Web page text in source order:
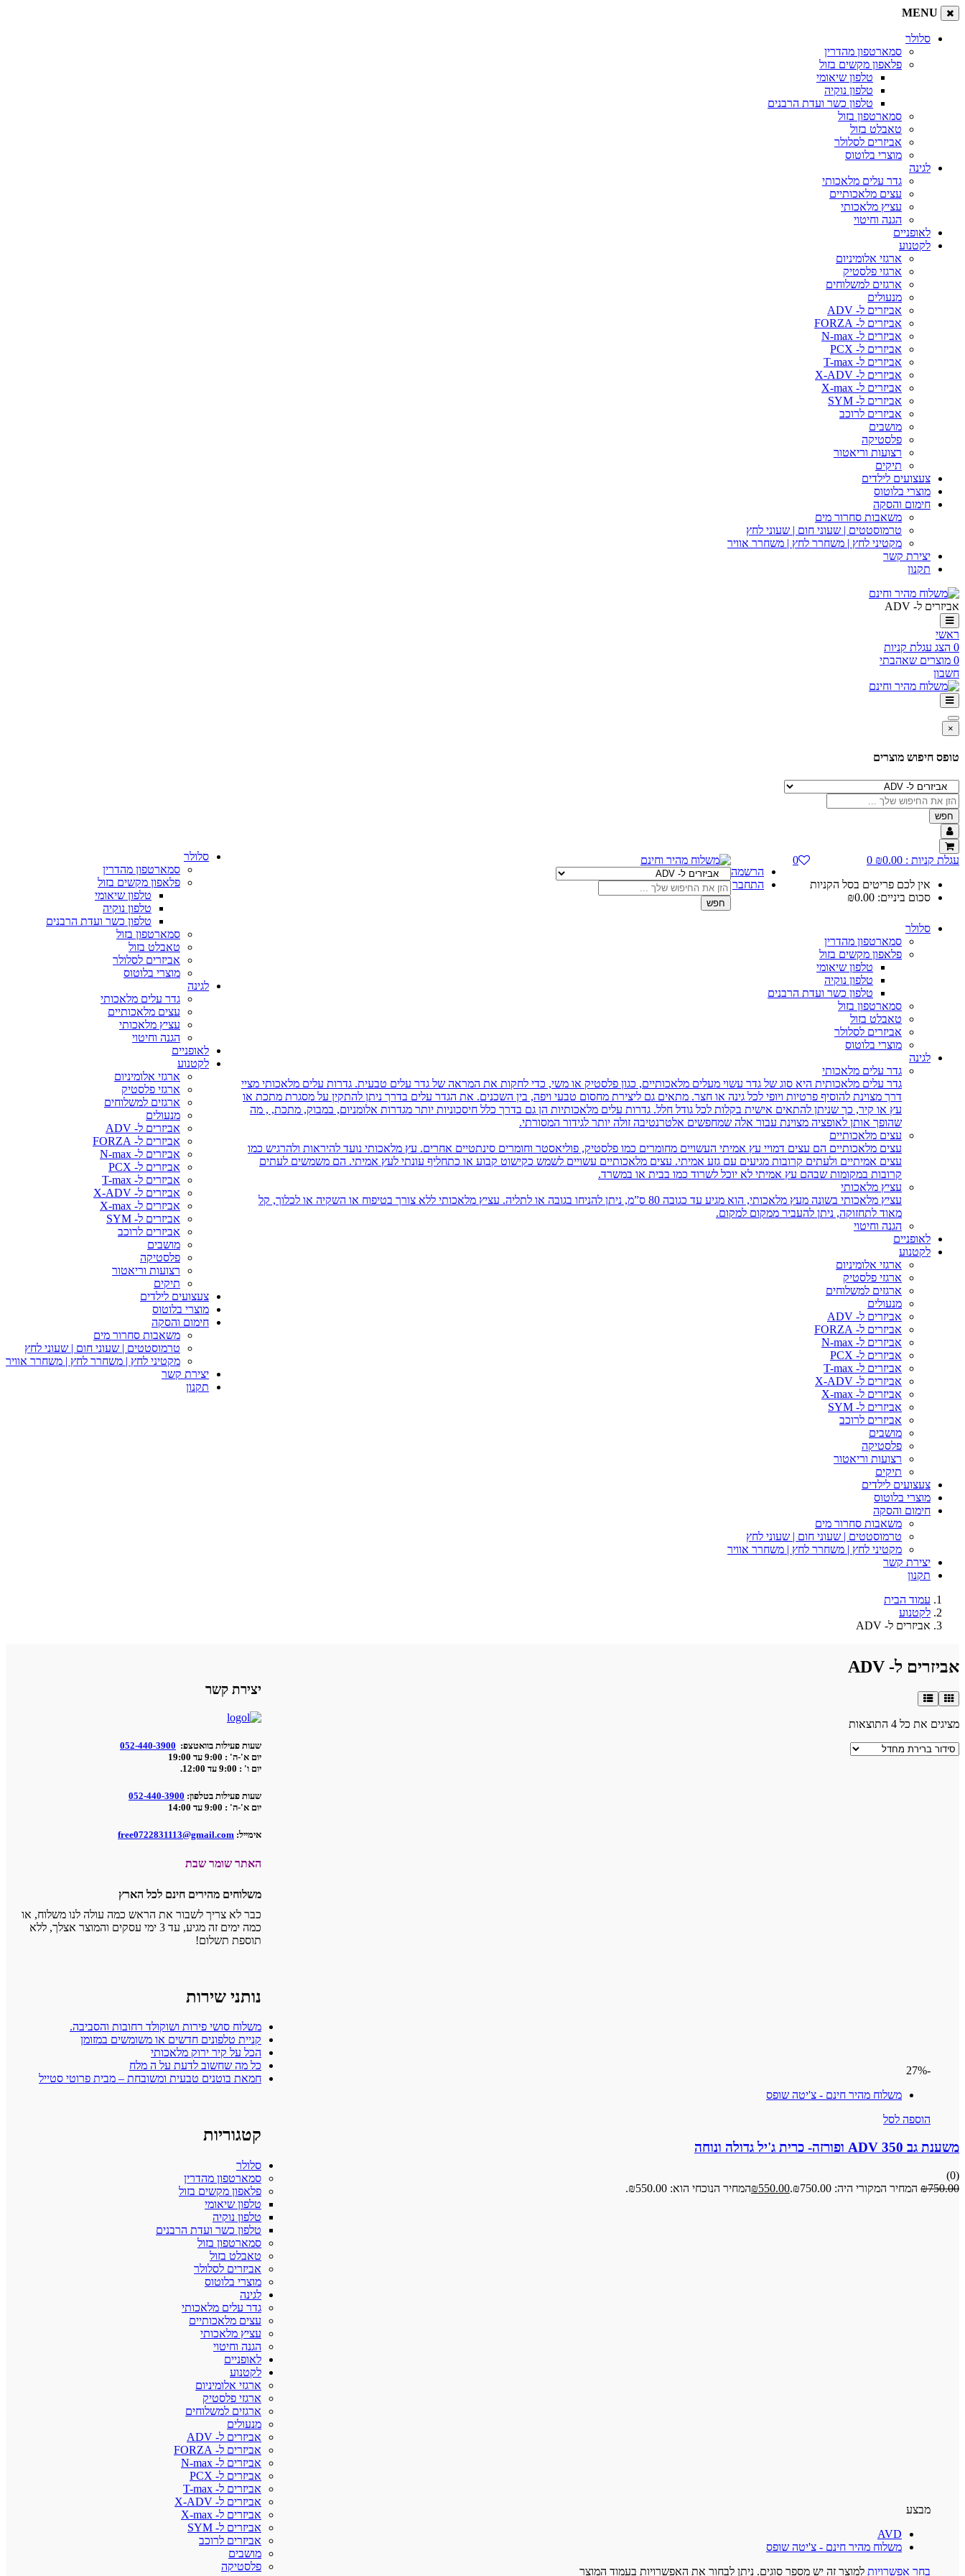
MENU
סלולר
סמארטפון מהדרין
פלאפון מקשים בזול
טלפון שיאומי
טלפון נוקיה
טלפון כשר ועדת הרבנים
סמארטפון בזול
טאבלט בזול
אביזרים לסלולר
מוצרי בלוטוס
לגינה
גדר עלים מלאכותי
עצים מלאכותיים
עציץ מלאכותי
הגנה וחיטוי
לאופניים
לקטנוע
ארגזי אלומיניום
ארגזי פלסטיק
ארגזים למשלוחים
מנעולים
אביזרים ל- ADV
אביזרים ל- FORZA
אביזרים ל- N-max
אביזרים ל- PCX
אביזרים ל- T-max
אביזרים ל- X-ADV
אביזרים ל- X-max
אביזרים ל- SYM
אביזרים לרוכב
מושבים
פלסטיקה
רצועות וריאטור
תיקים
צעצועים לילדים
מוצרי בלוטוס
חימום והסקה
משאבות סחרור מים
טרמוסטטים | שעוני חום | שעוני לחץ
מקטיני לחץ | משחרר לחץ | משחרר אוויר
יצירת קשר
תקנון
אביזרים ל- ADV
ראשי
0 הצג עגלת קניות
0 מוצרים שאהבתי
חשבון
×
טופס חיפוש מוצרים
חפש
סלולר
סמארטפון מהדרין
פלאפון מקשים בזול
טלפון שיאומי
טלפון נוקיה
טלפון כשר ועדת הרבנים
סמארטפון בזול
טאבלט בזול
אביזרים לסלולר
מוצרי בלוטוס
לגינה
גדר עלים מלאכותי
עצים מלאכותיים
עציץ מלאכותי
הגנה וחיטוי
לאופניים
לקטנוע
ארגזי אלומיניום
ארגזי פלסטיק
ארגזים למשלוחים
מנעולים
אביזרים ל- ADV
אביזרים ל- FORZA
אביזרים ל- N-max
אביזרים ל- PCX
אביזרים ל- T-max
אביזרים ל- X-ADV
אביזרים ל- X-max
אביזרים ל- SYM
אביזרים לרוכב
מושבים
פלסטיקה
רצועות וריאטור
תיקים
צעצועים לילדים
מוצרי בלוטוס
חימום והסקה
משאבות סחרור מים
טרמוסטטים | שעוני חום | שעוני לחץ
מקטיני לחץ | משחרר לחץ | משחרר אוויר
יצירת קשר
תקנון
עגלת קניות : ₪0.00
0
אין לכם פריטים בסל הקניות
סכום ביניים:
₪0.00
0
הרשמה
התחבר
חפש
סלולר
סמארטפון מהדרין
פלאפון מקשים בזול
טלפון שיאומי
טלפון נוקיה
טלפון כשר ועדת הרבנים
סמארטפון בזול
טאבלט בזול
אביזרים לסלולר
מוצרי בלוטוס
לגינה
גדר עלים מלאכותי
גדר עלים מלאכותית היא סוג של גדר עשוי מעלים מלאכותיים, כגון פלסטיק או משי, כדי לחקות את המראה של גדר עלים טבעית. גדרות עלים מלאכותי מציי
דרך מצוינת להוסיף פרטיות ויופי לכל גינה או חצר. מתאים גם ליצירת מחסום טבעי ויפה, בין השכנים. את הגדר עלים בדרך ניתן להתקין על מסגרת מתכת או
עץ או קיר, כך שניתן להתאים אישית בקלות לכל גודל חלל. גדרות עלים מלאכותיות הן גם בדרך כלל חיסכוניות יותר מגדרות אלומניום, במבוק, מתכת, , מה
שהופך אותן לאופציה מצוינת עבור אלה שמחפשים אלטרנטיבה זולה יותר לגידור המסורתי.
עצים מלאכותיים
עצים מלאכותיים הם עצים דמויי עץ אמיתי העשויים מחומרים כמו פלסטיק, פוליאסטר וחומרים סינתטיים אחרים. עץ מלאכותי נועד להיראות ולהרגיש כמו
עצים אמיתיים ולעתים קרובות מגיעים עם גזע אמיתי. עצים מלאכותיים עשויים לשמש כקישוט קבוע או כתחליף עונתי לעץ אמיתי. הם משמשים לעתים
קרובות במקומות שבהם עץ אמיתי לא יוכל לשרוד כמו בבית או במשרד.
עציץ מלאכותי
עציץ מלאכותי בשונה מעץ מלאכותי, הוא מגיע עד כגובה 80 ס”מ, ניתן להניחו בגובה או לתליה. עציץ מלאכותי ללא צורך בטיפוח או השקיה או לכלוך, קל
מאוד לתחזוקה, ניתן להעביר ממקום למקום.
הגנה וחיטוי
לאופניים
לקטנוע
ארגזי אלומיניום
ארגזי פלסטיק
ארגזים למשלוחים
מנעולים
אביזרים ל- ADV
אביזרים ל- FORZA
אביזרים ל- N-max
אביזרים ל- PCX
אביזרים ל- T-max
אביזרים ל- X-ADV
אביזרים ל- X-max
אביזרים ל- SYM
אביזרים לרוכב
מושבים
פלסטיקה
רצועות וריאטור
תיקים
צעצועים לילדים
מוצרי בלוטוס
חימום והסקה
משאבות סחרור מים
טרמוסטטים | שעוני חום | שעוני לחץ
מקטיני לחץ | משחרר לחץ | משחרר אוויר
יצירת קשר
תקנון
עמוד הבית
לקטנוע
אביזרים ל- ADV
אביזרים ל- ADV
מציגים את כל ⁦4⁩ התוצאות
-27%
משלוח מהיר חינם - צ'יטה שופס
הוספה לסל
משענת גב ADV 350 ופורזה- כרית ג'יל גדולה ונוחה
(0)
₪750.00 המחיר המקורי היה: ₪750.00. ₪550.00 המחיר הנוכחי הוא: ₪550.00.
מבצע
AVD
משלוח מהיר חינם - צ'יטה שופס
בחר אפשרויות למוצר זה יש מספר סוגים. ניתן לבחור את האפשרויות בעמוד המוצר
יצירת קשר
שעות פעילות בוואטצפ: 052-440-3900
יום א'-ה' : 9:00 עד 19:00
יום ו' : 9:00 עד 12:00.
שעות פעילות בטלפון: 052-440-3900
יום א'-ה' : 9:00 עד 14:00
אימייל: free0722831113@gmail.com
האתר שומר שבת
משלוחים מהירים חינם לכל הארץ
כבר לא צריך לשבור את הראש כמה עולה לנו משלוח, או
כמה ימים זה מגיע, עד 3 ימי עסקים והמוצר אצלך, ללא
תוספת תשלום!
נותני שירות
משלוח סושי פירות ושוקולד רחובות והסביבה.
קניית טלפונים חדשים או משומשים במזומן
הכל על קיר ירוק מלאכותי
כל מה שחשוב לדעת על ה מלח
חמאת בוטנים טבעית ומשובחת – מבית פרוטי סטייל
קטגוריות
סלולר
סמארטפון מהדרין
פלאפון מקשים בזול
טלפון שיאומי
טלפון נוקיה
טלפון כשר ועדת הרבנים
סמארטפון בזול
טאבלט בזול
אביזרים לסלולר
מוצרי בלוטוס
לגינה
גדר עלים מלאכותי
עצים מלאכותיים
עציץ מלאכותי
הגנה וחיטוי
לאופניים
לקטנוע
ארגזי אלומיניום
ארגזי פלסטיק
ארגזים למשלוחים
מנעולים
אביזרים ל- ADV
אביזרים ל- FORZA
אביזרים ל- N-max
אביזרים ל- PCX
אביזרים ל- T-max
אביזרים ל- X-ADV
אביזרים ל- X-max
אביזרים ל- SYM
אביזרים לרוכב
מושבים
פלסטיקה